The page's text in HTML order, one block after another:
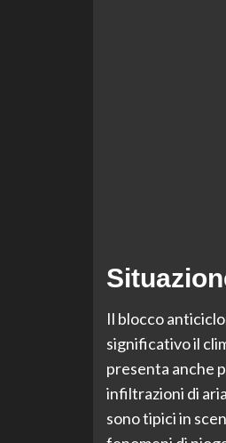
Il blocco
significativo il
presenta anche
infiltrazioni di
sono tipici in